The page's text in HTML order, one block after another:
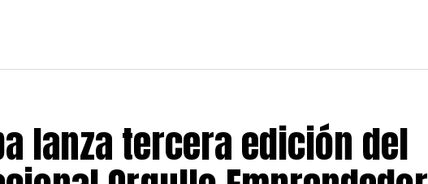
lanza tercera edición del